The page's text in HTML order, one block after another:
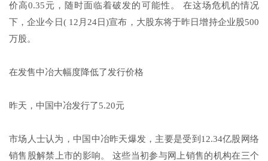
价高0.35元，随时面临着破发的可能性。 在这场危机的情况
下，企业今日( 12月24日)宣布，大股东将于昨日增持企业股500
万股。
在发售中冶大幅度降低了发行价格
昨天，中国中冶发行了5.20元
市场人士认为，中国中冶昨天爆发，主要是受到12.34亿股网络
销售股解禁上市的影响。 这些当初参与网上销售的机构在三个